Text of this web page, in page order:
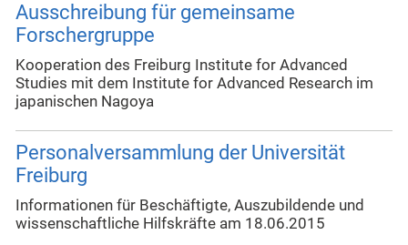
Ausschreibung für gemeinsame
Forschergruppe
Kooperation des Freiburg Institute for Advanced
Studies mit dem Institute for Advanced Research im
japanischen Nagoya
Personalversammlung der Universität
Freiburg
Informationen für Beschäftigte, Auszubildende und
wissenschaftliche Hilfskräfte am 18.06.2015